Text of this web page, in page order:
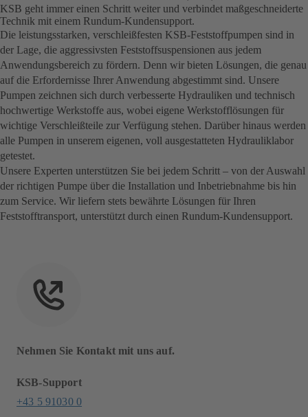
KSB geht immer einen Schritt weiter und verbindet maßgeschneiderte
Technik mit einem Rundum-Kundensupport.
Die leistungsstarken, verschleißfesten KSB-Feststoffpumpen sind in
der Lage, die aggressivsten Feststoffsuspensionen aus jedem
Anwendungsbereich zu fördern. Denn wir bieten Lösungen, die genau
auf die Erfordernisse Ihrer Anwendung abgestimmt sind. Unsere
Pumpen zeichnen sich durch verbesserte Hydrauliken und technisch
hochwertige Werkstoffe aus, wobei eigene Werkstofflösungen für
wichtige Verschleißteile zur Verfügung stehen. Darüber hinaus werden
alle Pumpen in unserem eigenen, voll ausgestatteten Hydrauliklabor
getestet.
Unsere Experten unterstützen Sie bei jedem Schritt – von der Auswahl
der richtigen Pumpe über die Installation und Inbetriebnahme bis hin
zum Service. Wir liefern stets bewährte Lösungen für Ihren
Feststofftransport, unterstützt durch einen Rundum-Kundensupport.
Nehmen Sie Kontakt mit uns auf.
KSB-Support
+43 5 91030 0